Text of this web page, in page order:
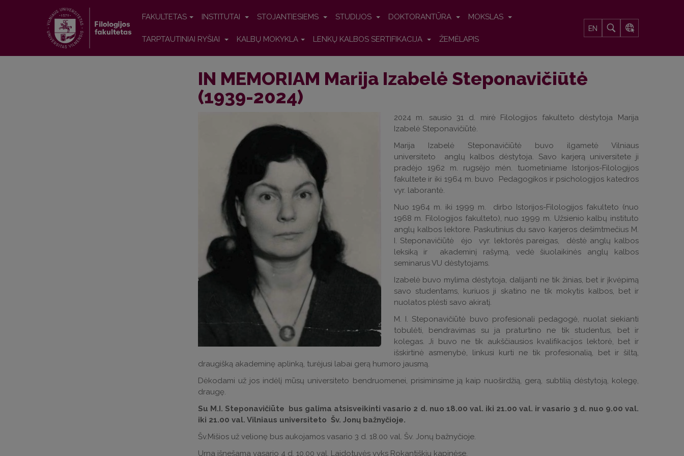
FAKULTETAS INSTITUTAI STOJANTIESIEMS STUDIJOS DOKTORANTŪRA MOKSLAS
TARPTAUTINIAI RYŠIAI KALBŲ MOKYKLA LENKŲ KALBOS SERTIFIKACIJA ŽEMĖLAPIS
EN
IN MEMORIAM Marija Izabelė Steponavičiūtė
(1939-2024)
2024 m. sausio 31 d. mirė Filologijos fakulteto dėstytoja Marija
Izabelė Steponavičiūtė.
Marija Izabelė Steponavičiūtė buvo ilgametė Vilniaus
universiteto anglų kalbos dėstytoja. Savo karjerą universitete ji
pradėjo 1962 m. rugsėjo mėn. tuometiniame Istorijos-Filologijos
fakultete ir iki 1964 m. buvo Pedagogikos ir psichologijos katedros
vyr. laborantė.
Nuo 1964 m. iki 1999 m. dirbo Istorijos-Filologijos fakulteto (nuo
1968 m. Filologijos fakulteto), nuo 1999 m. Užsienio kalbų instituto
anglų kalbos lektore. Paskutinius du savo karjeros dešimtmečius M.
I. Steponavičiūtė ėjo vyr. lektorės pareigas, dėstė anglų kalbos
leksiką ir akademinį rašymą, vedė šiuolaikinės anglų kalbos
seminarus VU dėstytojams.
Izabelė buvo mylima dėstytoja, dalijanti ne tik žinias, bet ir įkvėpimą
savo studentams, kuriuos ji skatino ne tik mokytis kalbos, bet ir
nuolatos plėsti savo akiratį.
M. I. Steponavičiūtė buvo profesionali pedagogė, nuolat siekianti
tobulėti, bendravimas su ja praturtino ne tik studentus, bet ir
kolegas. Ji buvo ne tik aukščiausios kvalifikacijos lektorė, bet ir
išskirtinė asmenybė, linkusi kurti ne tik profesionalią, bet ir šiltą,
draugišką akademinę aplinką, turėjusi labai gerą humoro jausmą.
Dėkodami už jos indėlį mūsų universiteto bendruomenei, prisiminsime ją kaip nuoširdžią, gerą, subtilią dėstytoją, kolegę,
draugę.
Su M.I. Steponavičiūte bus galima atsisveikinti vasario 2 d. nuo 18.00 val. iki 21.00 val. ir vasario 3 d. nuo 9.00 val.
iki 21.00 val. Vilniaus universiteto Šv. Jonų bažnyčioje.
Šv.Mišios už velionę bus aukojamos vasario 3 d. 18.00 val. Šv. Jonų bažnyčioje.
Urna išnešama vasario 4 d. 10.00 val. Laidotuvės vyks Rokantiškių kapinėse.